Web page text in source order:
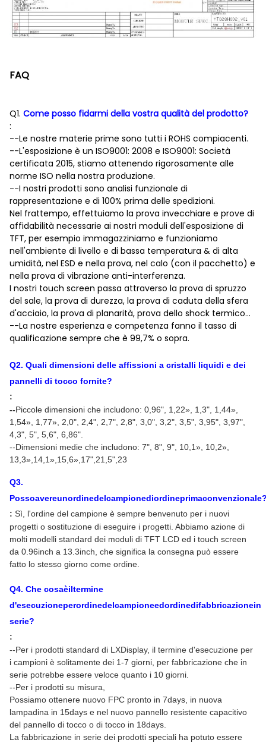
FAQ
Q1. Come posso fidarmi della vostra qualità del prodotto?
:
--Le nostre materie prime sono tutti i ROHS compiacenti.
--L'esposizione è un ISO9001: 2008 e ISO9001: Società
certificata 2015, stiamo attenendo rigorosamente alle
norme ISO nella nostra produzione.
--I nostri prodotti sono analisi funzionale di
rappresentazione e di 100% prima delle spedizioni.
Nel frattempo, effettuiamo la prova invecchiare e prove di
affidabilità necessarie ai nostri moduli dell'esposizione di
TFT, per esempio immagazziniamo e funzioniamo
nell'ambiente di livello e di bassa temperatura & di alta
umidità, nel ESD e nella prova, nel calo (con il pacchetto) e
nella prova di vibrazione anti-interferenza.
I nostri touch screen passa attraverso la prova di spruzzo
del sale, la prova di durezza, la prova di caduta della sfera
d'acciaio, la prova di planarità, prova dello shock termico…
--La nostre esperienza e competenza fanno il tasso di
qualificazione sempre che è 99,7% o sopra.
Q2. Quali dimensioni delle affissioni a cristalli liquidi e dei
pannelli di tocco fornite?
:
--Piccole dimensioni che includono: 0,96", 1,22», 1,3", 1,44»,
1,54», 1,77», 2,0", 2,4", 2,7", 2,8", 3,0", 3,2", 3,5", 3,95", 3,97",
4,3", 5", 5,6", 6,86".
--Dimensioni medie che includono: 7", 8", 9", 10,1», 10,2»,
13,3»,14,1»,15,6»,17",21,5",23
Q3.
: Sì, l'ordine del campione è sempre benvenuto per i nuovi
progetti o sostituzione di eseguire i progetti. Abbiamo azione di
molti modelli standard dei moduli di TFT LCD ed i touch screen
da 0.96inch a 13.3inch, che significa la consegna può essere
fatto lo stesso giorno come ordine.
Q4. Che cosaèiltermine
d'esecuzioneperordinedelcampioneedordinedifabbricazionein
serie?
:
--Per i prodotti standard di LXDisplay, il termine d'esecuzione per
i campioni è solitamente dei 1-7 giorni, per fabbricazione che in
serie potrebbe essere veloce quanto i 10 giorni.
--Per i prodotti su misura,
Possiamo ottenere nuovo FPC pronto in 7days, in nuova
lampadina in 15days e nel nuovo pannello resistente capacitivo
del pannello di tocco o di tocco in 18days.
La fabbricazione in serie dei prodotti speciali ha potuto essere